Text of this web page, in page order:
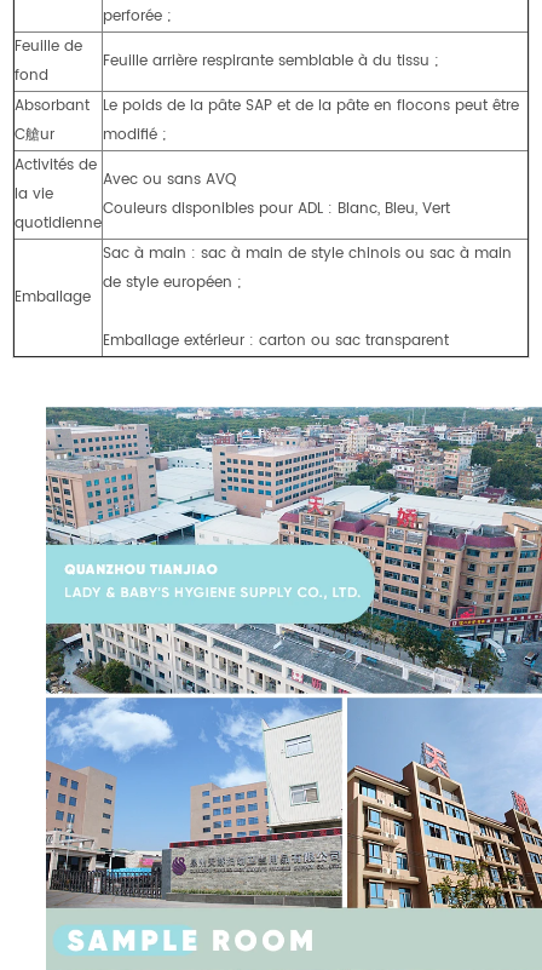
perforée ;
Feuille de
fond
Feuille arrière respirante semblable à du tissu ;
Absorbant
C艙ur
Le poids de la pâte SAP et de la pâte en flocons peut être
modifié ;
Activités de
la vie
quotidienne
Avec ou sans AVQ
Couleurs disponibles pour ADL : Blanc, Bleu, Vert
Emballage
Sac à main : sac à main de style chinois ou sac à main
de style européen ;
Emballage extérieur : carton ou sac transparent